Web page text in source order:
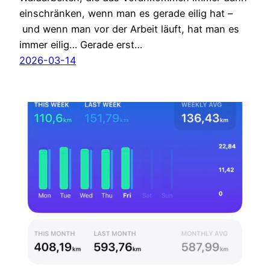
einschränken, wenn man es gerade eilig hat –
und wenn man vor der Arbeit läuft, hat man es
immer eilig… Gerade erst…
2026-03-14